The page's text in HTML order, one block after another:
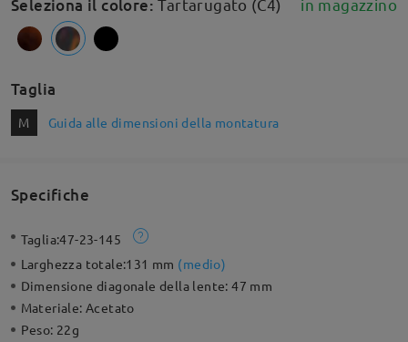
Seleziona il colore:
Taglia
M Guida alle dimensioni della montatura
Specifiche
Taglia:47-23-145
Larghezza totale:131 mm (medio)
Dimensione diagonale della lente:47 mm
Materiale:Acetato
Peso: 22g